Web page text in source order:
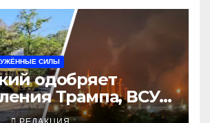
СИЛЫ
одобряет
Трампа, ВСУ
Добропольский